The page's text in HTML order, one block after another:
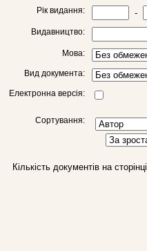
Рік видання: -
Видавництво:
Мова:
Вид документа:
Електронна версія:
Сортування:
Кількість документів на сторінці